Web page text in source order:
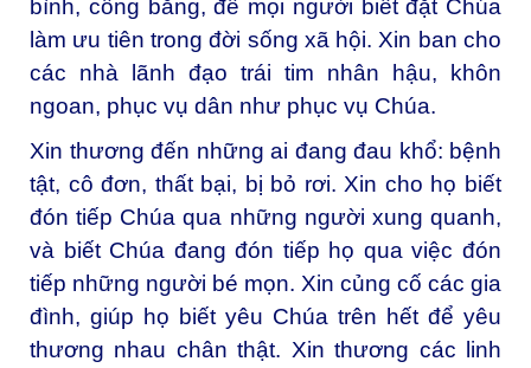
bình, công bằng, để mọi người biết đặt Chúa
làm ưu tiên trong đời sống xã hội. Xin ban cho
các nhà lãnh đạo trái tim nhân hậu, khôn
ngoan, phục vụ dân như phục vụ Chúa.
Xin thương đến những ai đang đau khổ: bệnh
tật, cô đơn, thất bại, bị bỏ rơi. Xin cho họ biết
đón tiếp Chúa qua những người xung quanh,
và biết Chúa đang đón tiếp họ qua việc đón
tiếp những người bé mọn. Xin củng cố các gia
đình, giúp họ biết yêu Chúa trên hết để yêu
thương nhau chân thật. Xin thương các linh